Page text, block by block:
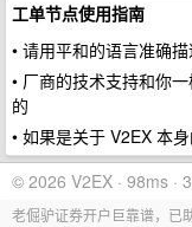
工单节点使用指南
• 请用平和的语言准确
• 厂商的技术支持和你
的
• 如果是关于 V2EX 本
© 2026 V2EX · 98ms ·
老倔驴证券开户巨靠谱，已